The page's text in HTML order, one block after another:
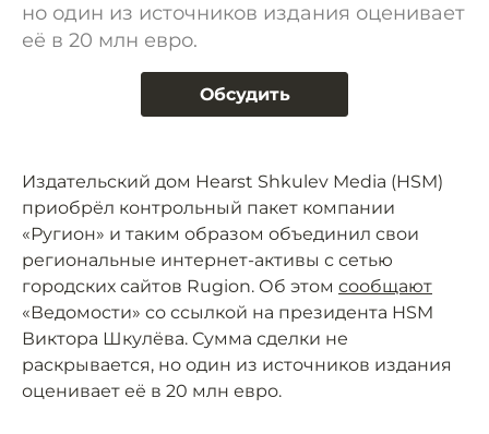
но один из источников издания оценивает
её в 20 млн евро.
Обсудить
Издательский дом Hearst Shkulev Media (HSM)
приобрёл контрольный пакет компании
«Ругион» и таким образом объединил свои
региональные интернет-активы с сетью
городских сайтов Rugion. Об этом сообщают
«Ведомости» со ссылкой на президента HSM
Виктора Шкулёва. Сумма сделки не
раскрывается, но один из источников издания
оценивает её в 20 млн евро.